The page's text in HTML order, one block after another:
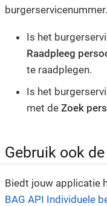
burgerservicenummer.
Is het
Raadpleeg
te raadplegen.
Is het
met de Zoek
Gebruik ook
Biedt jouw applicatie
BAG API Individuele